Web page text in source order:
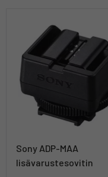
Sony ADP-MAA
lisävarustesovitin